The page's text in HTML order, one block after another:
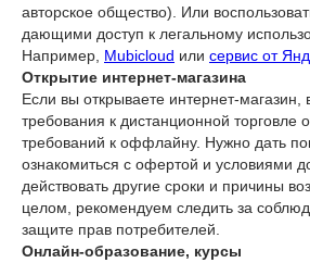
авторское общество). Или
дающими доступ к легальному
Например, Mubicloud или сервис от
Открытие интернет-магазина
Если вы открываете интернет-магазин,
требования к дистанционной торговле
требований к оффлайну. Нужно дать
ознакомиться с офертой и условиями
действовать другие сроки и причины
целом, рекомендуем следить за
защите прав потребителей.
Онлайн-образование, курсы